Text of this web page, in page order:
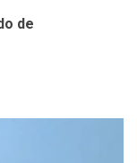
de